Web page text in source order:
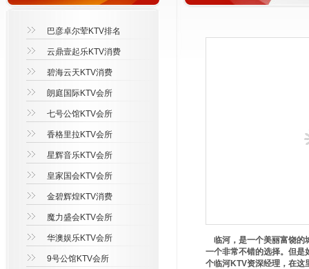
巴彦卓尔荤KTV排名
云鼎壹起乐KTV消费
碧海云天KTV消费
朗庭国际KTV会所
七号公馆KTV会所
香格里拉KTV会所
星辉音乐KTV会所
皇家国会KTV会所
金碧辉煌KTV消费
魔力盛会KTV会所
华澳娱乐KTV会所
9号公馆KTV会所
临河，是一个美丽富饶的
一个非常不错的选择。但是
个临河KTV资深经理，在